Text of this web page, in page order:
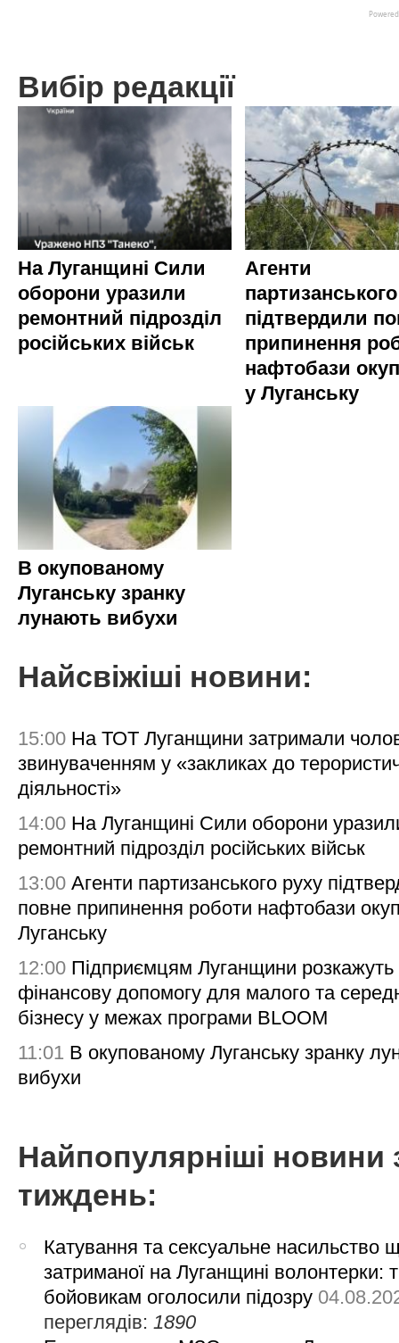
Вибір редакції
На Луганщині Сили
оборони уразили
ремонтний підрозділ
російських військ
Агенти
підтвердили
припинення
нафтобази
у Луганську
В окупованому
Луганську зранку
лунають вибухи
Найсвіжіші новини:
15:00 На ТОТ Луганщини затримали
звинуваченням у «закликах до
діяльності»
14:00 На Луганщині Сили оборони
ремонтний підрозділ російських військ
13:00 Агенти партизанського руху
повне припинення роботи нафтобази
Луганську
12:00 Підприємцям Луганщини розкажуть
фінансову допомогу для малого та
бізнесу у межах програми BLOOM
11:01 В окупованому Луганську зранку
вибухи
Найпопулярніші новини
тиждень:
Катування та сексуальне насильство
затриманої на Луганщині волонтерки:
бойовикам оголосили підозру
переглядів: 1890